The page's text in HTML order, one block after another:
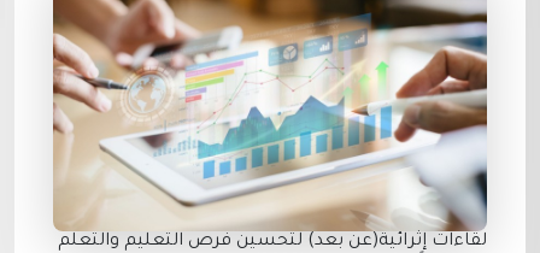
لقاءات إثرائية(عن بعد) لتحسين فرص التعليم والتعلم